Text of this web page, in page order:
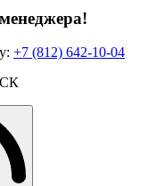
+7 (812) 642-10-04